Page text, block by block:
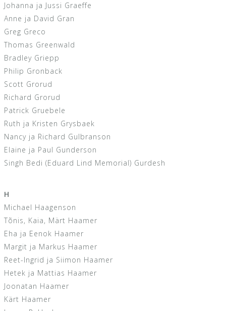
Johanna ja Jussi Graeffe
Anne ja David Gran
Greg Greco
Thomas Greenwald
Bradley Griepp
Philip Gronback
Scott Grorud
Richard Grorud
Patrick Gruebele
Ruth ja Kristen Grysbaek
Nancy ja Richard Gulbranson
Elaine ja Paul Gunderson
Singh Bedi (Eduard Lind Memorial) Gurdesh
H
Michael Haagenson
Tõnis, Kaia, Märt Haamer
Eha ja Eenok Haamer
Margit ja Markus Haamer
Reet-Ingrid ja Siimon Haamer
Hetek ja Mattias Haamer
Joonatan Haamer
Kärt Haamer